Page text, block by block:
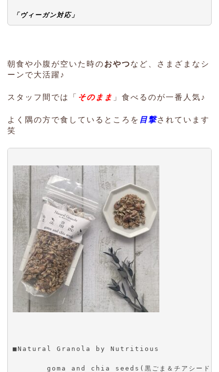
「ヴィーガン対応」
朝食や小腹が空いた時のおやつなど、さまざまなシ
ーンで大活躍♪
スタッフ間では「 そのまま 」食べるのが一番人気♪
よく隅の方で食しているところを 目撃されています
笑
■Natural Granola by Nutritious
goma and chia seeds(黒ごま＆チアシード)